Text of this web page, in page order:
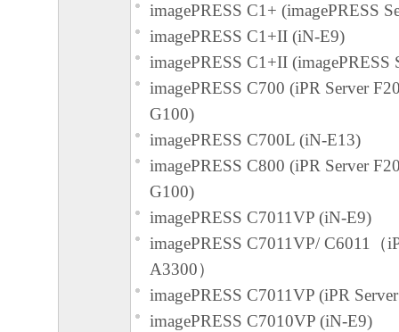
７．契約期間
(1) 本契約書は、お客様が『同意』を示す
または「本ソフトウェア」を使用した時点
(2)または(3)により終了されるまで有効に
(2) お客様は、「本ソフトウェア」および
てを廃棄および消去することにより、本契
ることができます。
(3) お客様が本契約書のいずれかの条項に
契約書は直ちに終了します。
(4) お客様は、上記(3)によって本契約書が
やかに、「本ソフトウェア」およびその複
廃棄または消去するものとします。
imagePRESS C1+ (imagePRESS
imagePRESS C1+II (iN-E9)
imagePRESS C1+II (imagePRESS
imagePRESS C700 (iPR Server
G100)
imagePRESS C700L (iN-E13)
imagePRESS C800 (iPR Server
G100)
imagePRESS C7011VP (iN-E9)
imagePRESS C7011VP/ C6011（
A3300）
imagePRESS C7011VP (iPR
imagePRESS C7010VP (iN-E9)